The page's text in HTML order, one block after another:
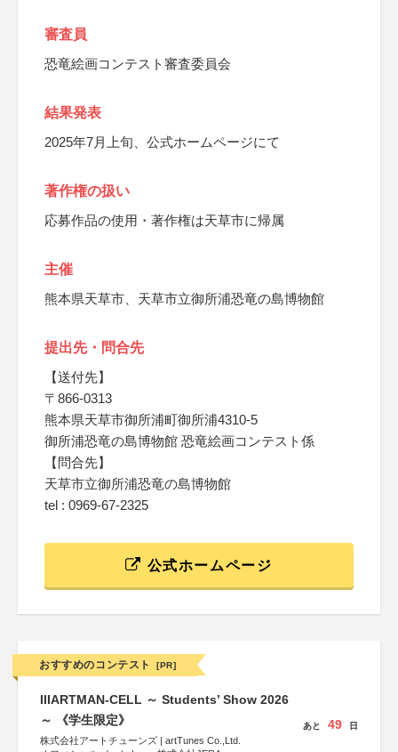
審査員
恐竜絵画コンテスト審査委員会
結果発表
2025年7月上旬、公式ホームページにて
著作権の扱い
応募作品の使用・著作権は天草市に帰属
主催
熊本県天草市、天草市立御所浦恐竜の島博物館
提出先・問合先
【送付先】
〒866-0313
熊本県天草市御所浦町御所浦4310-5
御所浦恐竜の島博物館 恐竜絵画コンテスト係
【問合先】
天草市立御所浦恐竜の島博物館
tel : 0969-67-2325
公式ホームページ
おすすめのコンテスト [PR]
IIIARTMAN-CELL ～ Students’ Show 2026
～ 《学生限定》
株式会社アートチューンズ | artTunes Co.,Ltd.
あと 49 日